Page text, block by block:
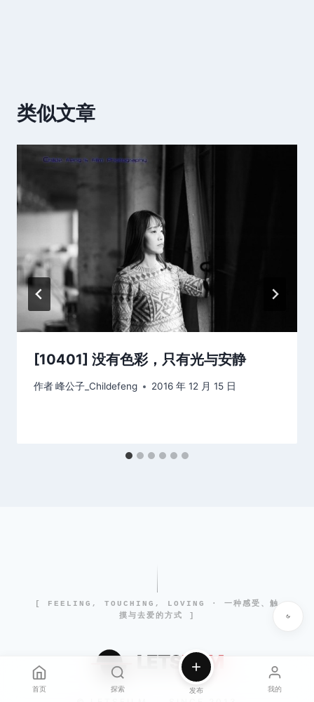
类似文章
[10401] 没有色彩，只有光与安静
作者峰公子_Childefeng 2016 年 12 月 15 日
[ FEELING, TOUCHING, LOVING · 一种感受、触
摸与去爱的方式 ]
LETSFiLM
首页 探索 发布 我的